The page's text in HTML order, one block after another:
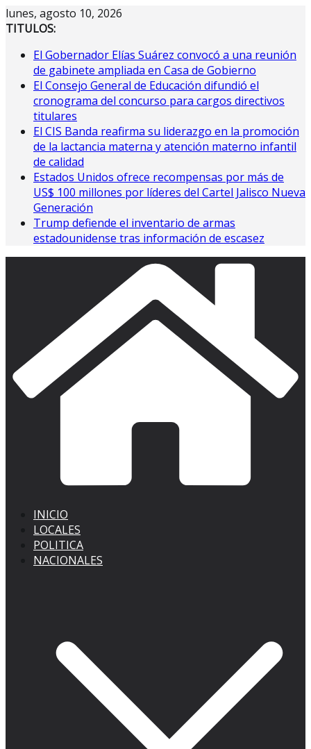
Saltar
al
lunes, agosto 10, 2026
TITULOS:
El Gobernador Elías Suárez convocó a una reunión
de gabinete ampliada en Casa de Gobierno
El Consejo General de Educación difundió el
cronograma del concurso para cargos directivos
titulares
El CIS Banda reafirma su liderazgo en la promoción
de la lactancia materna y atención materno infantil
de calidad
Estados Unidos ofrece recompensas por más de
US$ 100 millones por líderes del Cartel Jalisco Nueva
Generación
Trump defiende el inventario de armas
estadounidense tras información de escasez
INICIO
LOCALES
POLITICA
NACIONALES